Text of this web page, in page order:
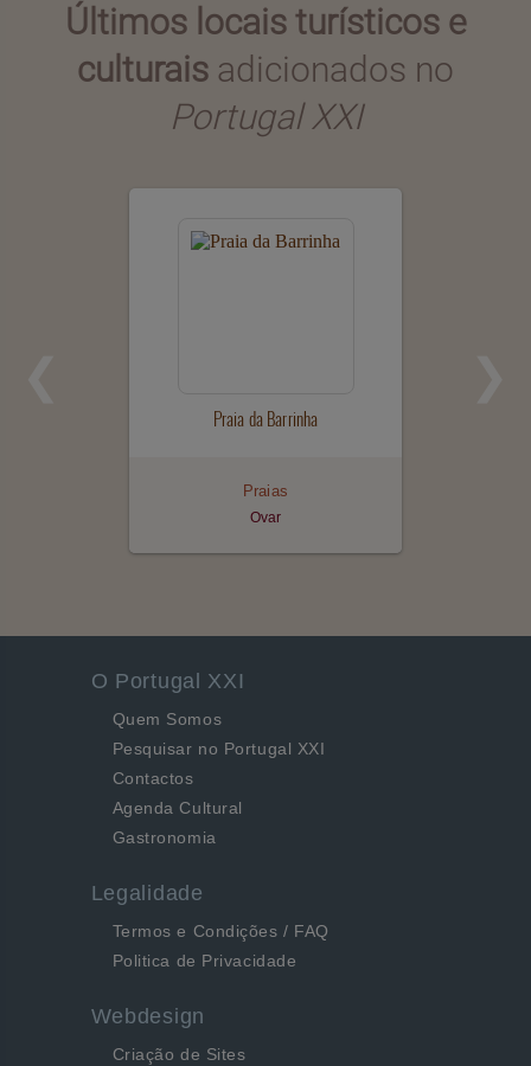
Últimos locais turísticos e
culturais adicionados no
Portugal XXI
Praia da Barrinha
Praias
Ovar
O Portugal XXI
Quem Somos
Pesquisar no Portugal XXI
Contactos
Agenda Cultural
Gastronomia
Legalidade
Termos e Condições / FAQ
Politica de Privacidade
Webdesign
Criação de Sites